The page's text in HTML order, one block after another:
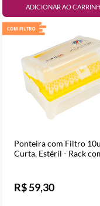
ADICIONAR AO
Ponteira com Filtro
Curta, Estéril - Rack
R$ 59,30